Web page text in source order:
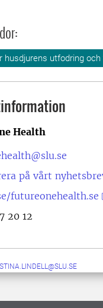
husdjurens utfodring och
Health
på vårt
futureonehealth.se
20 12